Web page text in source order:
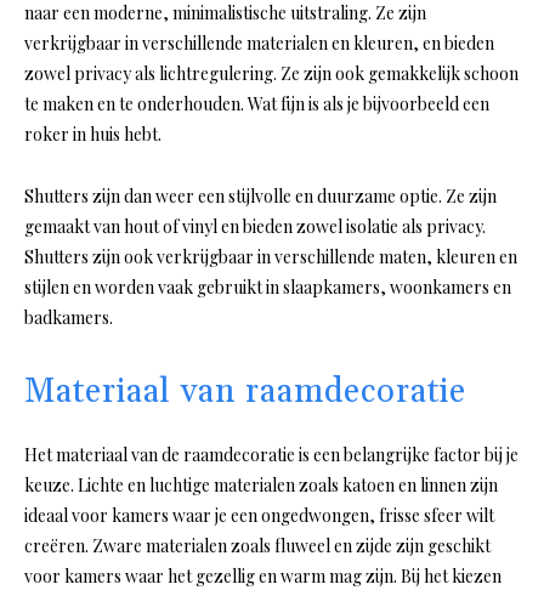
naar een moderne, minimalistische uitstraling. Ze zijn
verkrijgbaar in verschillende materialen en kleuren, en bieden
zowel privacy als lichtregulering. Ze zijn ook gemakkelijk schoon
te maken en te onderhouden. Wat fijn is als je bijvoorbeeld een
roker in huis hebt.
Shutters zijn dan weer een stijlvolle en duurzame optie. Ze zijn
gemaakt van hout of vinyl en bieden zowel isolatie als privacy.
Shutters zijn ook verkrijgbaar in verschillende maten, kleuren en
stijlen en worden vaak gebruikt in slaapkamers, woonkamers en
badkamers.
Materiaal van raamdecoratie
Het materiaal van de raamdecoratie is een belangrijke factor bij je
keuze. Lichte en luchtige materialen zoals katoen en linnen zijn
ideaal voor kamers waar je een ongedwongen, frisse sfeer wilt
creëren. Zware materialen zoals fluweel en zijde zijn geschikt
voor kamers waar het gezellig en warm mag zijn. Bij het kiezen